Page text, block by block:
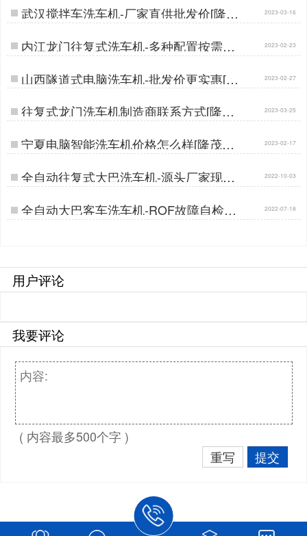
武汉搅拌车洗车机-厂家直供批发价[隆茂
鑫晟]…
2023-03-16
内江龙门往复式洗车机-多种配置按需定
制[隆茂鑫晟]…
2023-02-23
山西隧道式电脑洗车机-批发价更实惠[隆
茂鑫晟]…
2023-02-27
往复式龙门洗车机制造商联系方式[隆茂
鑫晟]…
2023-03-25
宁夏电脑智能洗车机价格怎么样[隆茂鑫
晟]…
2023-02-17
全自动往复式大巴洗车机-源头厂家现货
直供[隆茂鑫晟]…
2022-10-03
全自动大巴客车洗车机-ROF故障自检使
用无忧[隆茂鑫晟]…
2022-07-18
用户评论
我要评论
( 内容最多500个字 )
重写
提交